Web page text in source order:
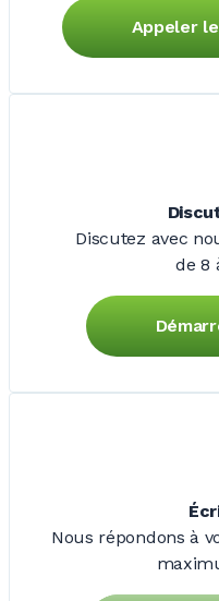
Appeler
Discutez avec
de 8
Nous répondons à